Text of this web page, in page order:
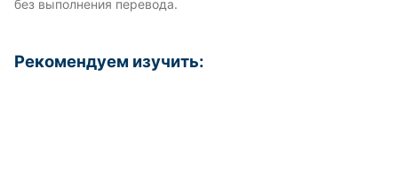
без выполнения перевода.
Рекомендуем изучить: